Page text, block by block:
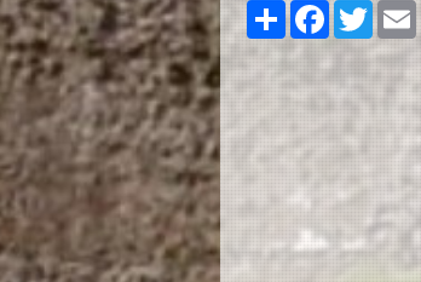
Share FacebookTwitter